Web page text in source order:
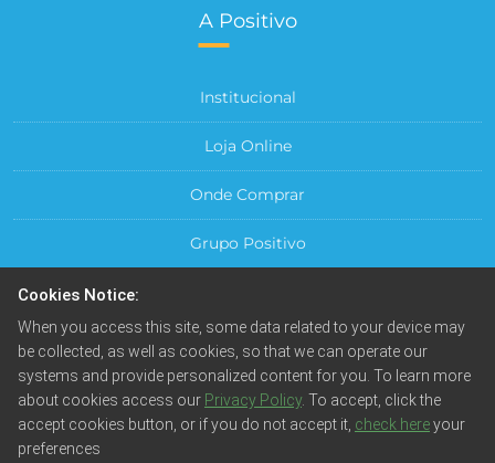
A Positivo
Institucional
Loja Online
Onde Comprar
Grupo Positivo
Central do Cliente
Cookies Notice:
When you access this site, some data related to your device may
be collected, as well as cookies, so that we can operate our
systems and provide personalized content for you. To learn more
about cookies access our Privacy Policy. To accept, click the
accept cookies button, or if you do not accept it, check hereyour
preferences